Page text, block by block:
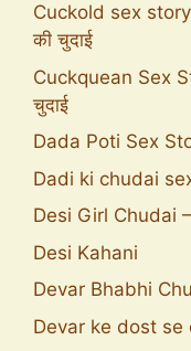
Cuckold sex story
की चुदाई
Cuckquean Sex
चुदाई
Dada Poti Sex
Dadi ki chudai
Desi Girl Chudai
Desi Kahani
Devar Bhabhi
Devar ke dost